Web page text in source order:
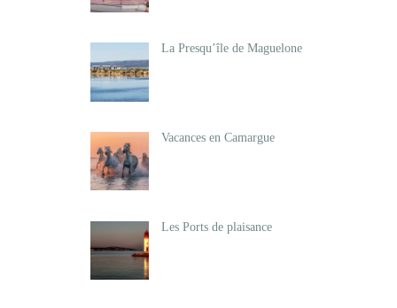
La Presqu’île de Maguelone
Vacances en Camargue
Les Ports de plaisance